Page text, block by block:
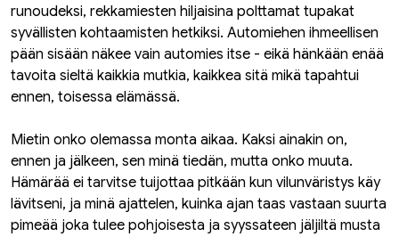
runoudeksi, rekkamiesten hiljaisina polttamat tupakat
syvällisten kohtaamisten hetkiksi. Automiehen ihmeellisen
pään sisään näkee vain automies itse - eikä hänkään enää
tavoita sieltä kaikkia mutkia, kaikkea sitä mikä tapahtui
ennen, toisessa elämässä.
Mietin onko olemassa monta aikaa. Kaksi ainakin on,
ennen ja jälkeen, sen minä tiedän, mutta onko muuta.
Hämärää ei tarvitse tuijottaa pitkään kun vilunväristys käy
lävitseni, ja minä ajattelen, kuinka ajan taas vastaan suurta
pimeää joka tulee pohjoisesta ja syyssateen jäljiltä musta